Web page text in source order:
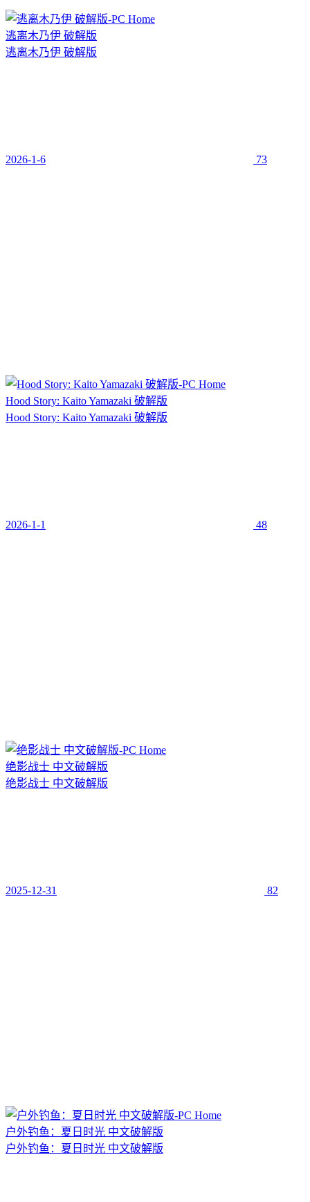
逃离木乃伊 破解版
逃离木乃伊 破解版
2026-1-6 73
Hood Story: Kaito Yamazaki 破解版
Hood Story: Kaito Yamazaki 破解版
2026-1-1 48
绝影战士 中文破解版
绝影战士 中文破解版
2025-12-31 82
户外钓鱼：夏日时光 中文破解版
户外钓鱼：夏日时光 中文破解版